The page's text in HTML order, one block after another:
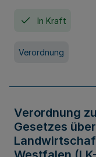
In Kraft
Verordnung
Verordnung
Gesetzes